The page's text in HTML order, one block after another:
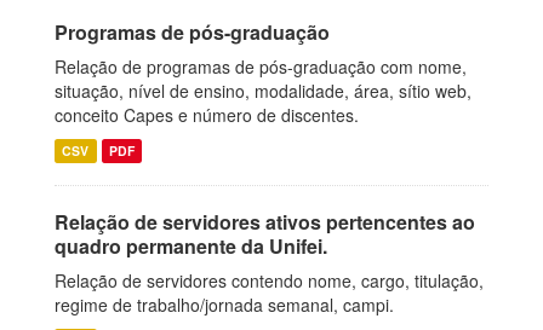
Programas de pós-graduação
Relação de programas de pós-graduação com nome,
situação, nível de ensino, modalidade, área, sítio web,
conceito Capes e número de discentes.
CSV PDF
Relação de servidores ativos pertencentes ao
quadro permanente da Unifei.
Relação de servidores contendo nome, cargo, titulação,
regime de trabalho/jornada semanal, campi.